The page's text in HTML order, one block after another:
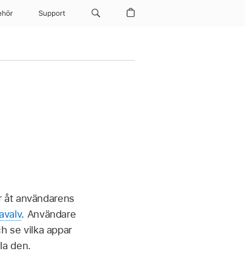
Support
användarens
. Användare
se vilka appar
den.